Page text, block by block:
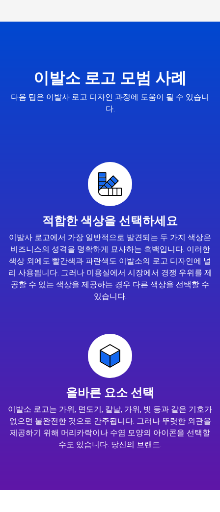
이발소 로고 모범 사례
다음 팁은 이발사 로고 디자인 과정에 도움이 될 수 있습니
다.
적합한 색상을 선택하세요
이발사 로고에서 가장 일반적으로 발견되는 두 가지 색상은
비즈니스의 성격을 명확하게 묘사하는 흑백입니다. 이러한
색상 외에도 빨간색과 파란색도 이발소의 로고 디자인에 널
리 사용됩니다. 그러나 미용실에서 시장에서 경쟁 우위를 제
공할 수 있는 색상을 제공하는 경우 다른 색상을 선택할 수
있습니다.
올바른 요소 선택
이발소 로고는 가위, 면도기, 칼날, 가위, 빗 등과 같은 기호가
없으면 불완전한 것으로 간주됩니다. 그러나 뚜렷한 외관을
제공하기 위해 머리카락이나 수염 모양의 아이콘을 선택할
수도 있습니다. 당신의 브랜드.